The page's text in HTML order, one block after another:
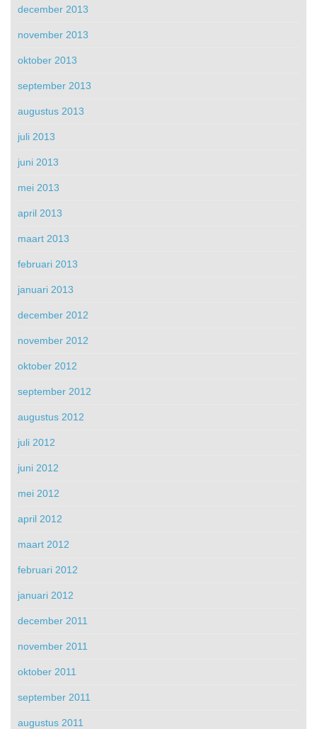
december 2013
november 2013
oktober 2013
september 2013
augustus 2013
juli 2013
juni 2013
mei 2013
april 2013
maart 2013
februari 2013
januari 2013
december 2012
november 2012
oktober 2012
september 2012
augustus 2012
juli 2012
juni 2012
mei 2012
april 2012
maart 2012
februari 2012
januari 2012
december 2011
november 2011
oktober 2011
september 2011
augustus 2011